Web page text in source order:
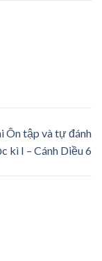
Ôn tập và tự đánh
kì I – Cánh Diều 6